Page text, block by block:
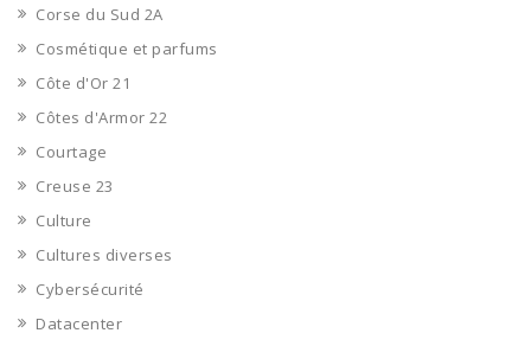
Corse du Sud 2A
Cosmétique et parfums
Côte d'Or 21
Côtes d'Armor 22
Courtage
Creuse 23
Culture
Cultures diverses
Cybersécurité
Datacenter